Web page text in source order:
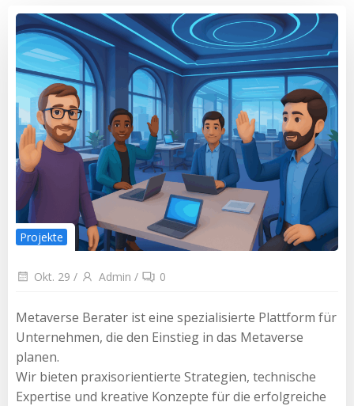
Projekte
Okt. 29 / Admin / 0
Metaverse Berater ist eine spezialisierte Plattform für
Unternehmen, die den Einstieg in das Metaverse
planen.
Wir bieten praxisorientierte Strategien, technische
Expertise und kreative Konzepte für die erfolgreiche